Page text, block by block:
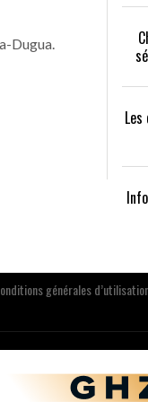
Dugua.
générales